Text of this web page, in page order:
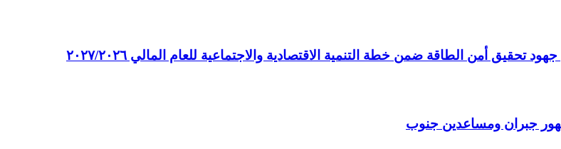
تحقيق أمن الطاقة ضمن خطة التنمية الاقتصادية والاجتماعية للعام المالي ٢٠٢٧/٢٠٢٦
جبران ومساعدين جنوب